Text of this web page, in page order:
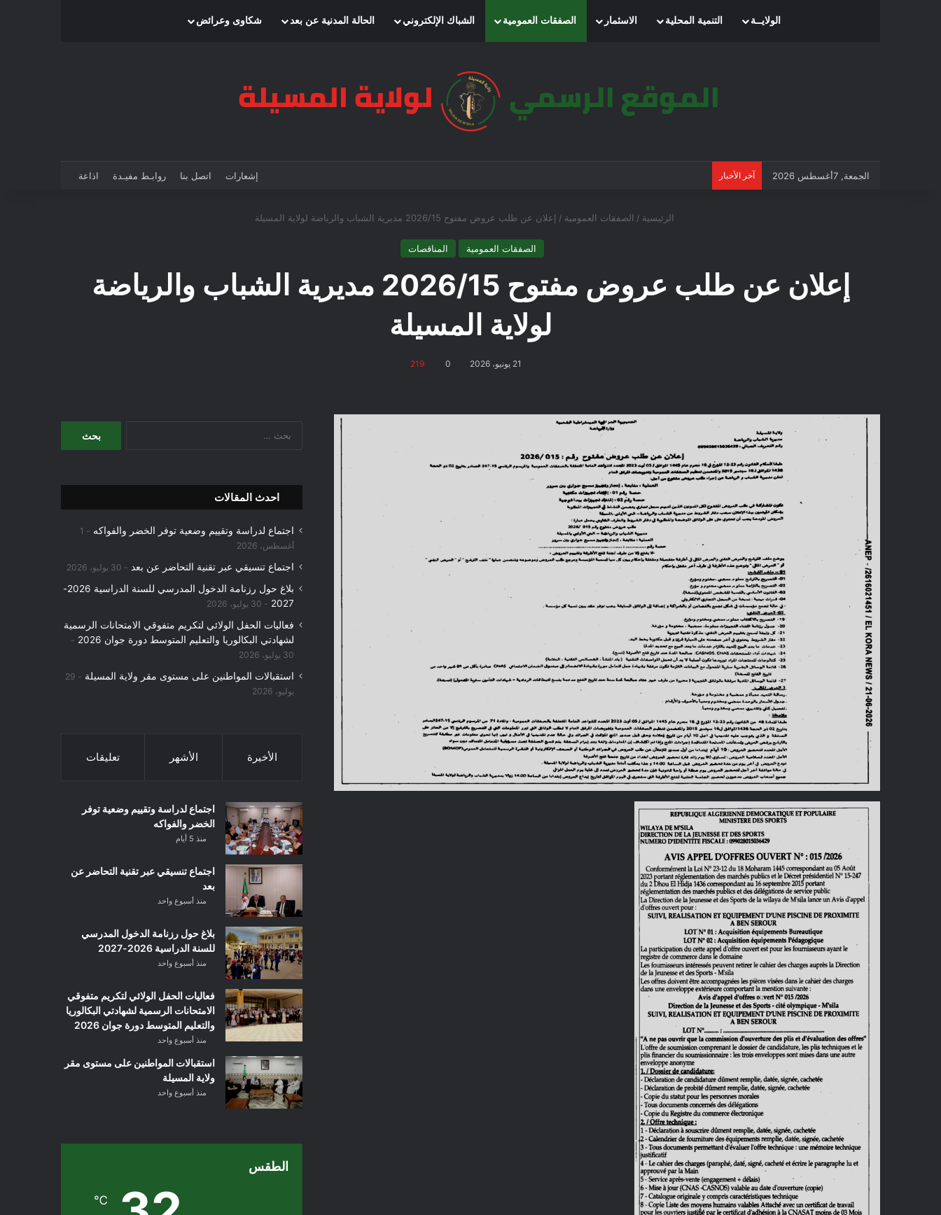
الرئيسيةالولايــة التنمية المحلية الاسثمار الصفقات العمومية الشباك الإلكتروني الحالة المدنية عن بعد شكاوى وعرائض
الجمعة, 7أغسطس 2026 آخر الأخبار إشعارات اتصل بنا روابـط مفيـدة اذاعة
الرئيسية / الصفقات العمومية / إعلان عن طلب عروض مفتوح 2026/15 مديرية الشباب والرياضة لولاية المسيلة
الصفقات العمومية المناقصات
إعلان عن طلب عروض مفتوح 2026/15 مديرية الشباب والرياضة
لولاية المسيلة
21 يونيو، 2026 0
219
احدث المقالات
اجتماع لدراسة وتقييم وضعية توفر الخضر والفواكه
1
أغسطس، 2026
اجتماع تنسيقي عبر تقنية التحاضر عن بعد 30 يوليو، 2026
بلاغ حول رزنامة الدخول المدرسي للسنة الدراسية 2026-
2027
30 يوليو، 2026
فعاليات الحفل الولائي لتكريم متفوقي الامتحانات الرسمية
لشهادتي البكالوريا والتعليم المتوسط دورة جوان 2026
30 يوليو، 2026
استقبالات المواطنين على مستوى مقر ولاية المسيلة
29
يوليو، 2026
الأخيرة الأشهر تعليقات
اجتماع لدراسة وتقييم وضعية توفر
الخضر والفواكه
منذ 5 أيام
اجتماع تنسيقي عبر تقنية التحاضر عن
بعد
منذ أسبوع واحد
بلاغ حول رزنامة الدخول المدرسي
للسنة الدراسية 2026-2027
منذ أسبوع واحد
فعاليات الحفل الولائي لتكريم متفوقي
الامتحانات الرسمية لشهادتي البكالوريا
والتعليم المتوسط دورة جوان 2026
منذ أسبوع واحد
استقبالات المواطنين على مستوى مقر
ولاية المسيلة
منذ أسبوع واحد
الطقس
℃